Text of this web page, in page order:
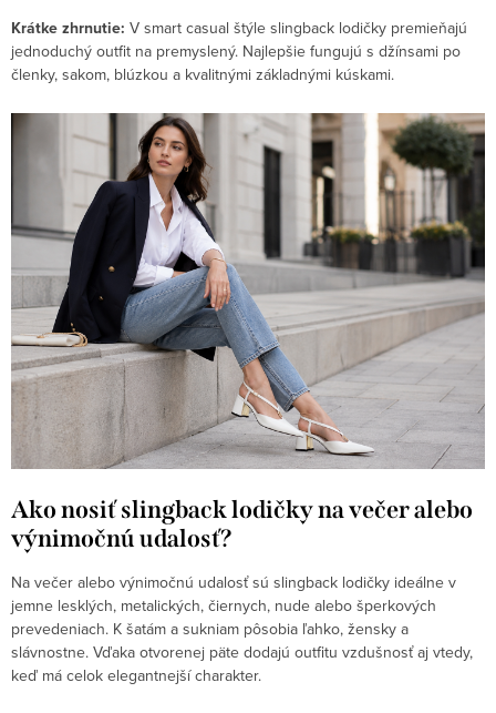
Krátke zhrnutie: V smart casual štýle slingback lodičky premieňajú
jednoduchý outfit na premyslený. Najlepšie fungujú s džínsami po
členky, sakom, blúzkou a kvalitnými základnými kúskami.
Ako nosiť slingback lodičky na večer alebo
výnimočnú udalosť?
Na večer alebo výnimočnú udalosť sú slingback lodičky ideálne v
jemne lesklých, metalických, čiernych, nude alebo šperkových
prevedeniach. K šatám a sukniam pôsobia ľahko, žensky a
slávnostne. Vďaka otvorenej päte dodajú outfitu vzdušnosť aj vtedy,
keď má celok elegantnejší charakter.